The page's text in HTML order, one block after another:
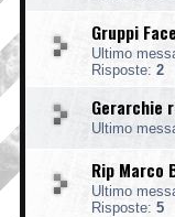
Gruppi
Ultimo
Risposte: 2
Gerarchie
Ultimo
Rip Marco
Ultimo
Risposte: 5